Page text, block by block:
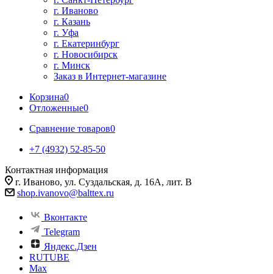
г. Иваново
г. Казань
г. Уфа
г. Екатеринбург
г. Новосибирск
г. Минск
Заказ в Интернет-магазине
Корзина0
Отложенные0
Сравнение товаров0
+7 (4932) 52-85-50
Контактная информация
г. Иваново, ул. Суздальская, д. 16А, лит. В
shop.ivanovo@balttex.ru
Вконтакте
Telegram
Яндекс.Дзен
RUTUBE
Max